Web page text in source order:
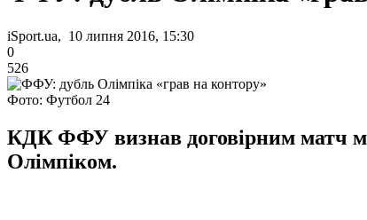
iSport.ua, 10 липня 2016, 15:30
0
526
Фото: Футбол 24
КДК ФФУ визнав договірним матч
Олімпіком.